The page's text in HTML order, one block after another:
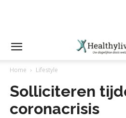
Home Lifestyle
Solliciteren
coronacrisis